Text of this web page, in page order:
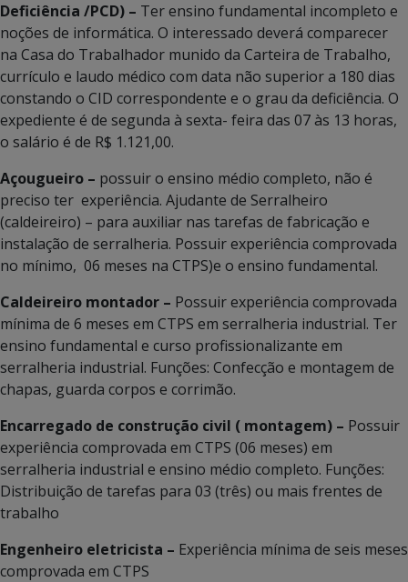
Deficiência /PCD) – Ter ensino fundamental incompleto e
noções de informática. O interessado deverá comparecer
na Casa do Trabalhador munido da Carteira de Trabalho,
currículo e laudo médico com data não superior a 180 dias
constando o CID correspondente e o grau da deficiência. O
expediente é de segunda à sexta- feira das 07 às 13 horas,
o salário é de R$ 1.121,00.
Açougueiro – possuir o ensino médio completo, não é
preciso ter experiência. Ajudante de Serralheiro
(caldeireiro) – para auxiliar nas tarefas de fabricação e
instalação de serralheria. Possuir experiência comprovada
no mínimo, 06 meses na CTPS)e o ensino fundamental.
Caldeireiro montador – Possuir experiência comprovada
mínima de 6 meses em CTPS em serralheria industrial. Ter
ensino fundamental e curso profissionalizante em
serralheria industrial. Funções: Confecção e montagem de
chapas, guarda corpos e corrimão.
Encarregado de construção civil ( montagem) – Possuir
experiência comprovada em CTPS (06 meses) em
serralheria industrial e ensino médio completo. Funções:
Distribuição de tarefas para 03 (três) ou mais frentes de
trabalho
Engenheiro eletricista – Experiência mínima de seis meses
comprovada em CTPS